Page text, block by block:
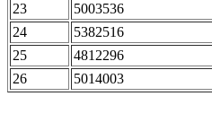
23
5003536
24 5382516
25 4812296
26 5014003